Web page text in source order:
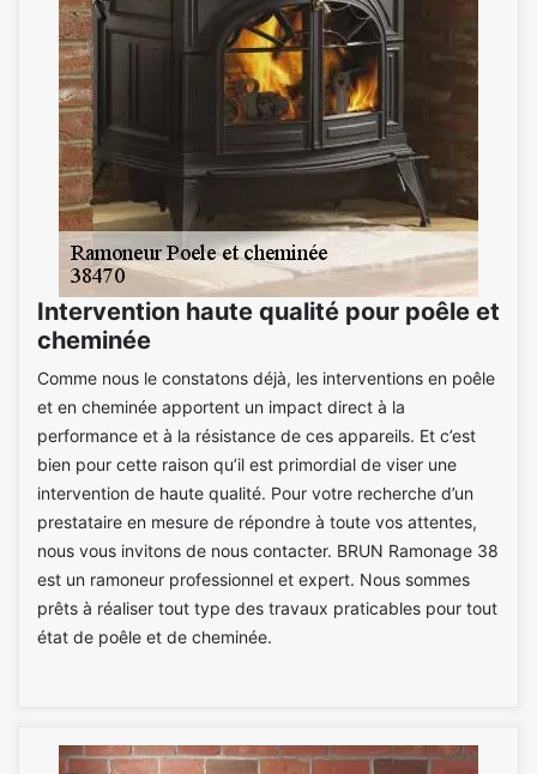
Intervention haute qualité pour poêle et
cheminée
Comme nous le constatons déjà, les interventions en poêle
et en cheminée apportent un impact direct à la
performance et à la résistance de ces appareils. Et c’est
bien pour cette raison qu’il est primordial de viser une
intervention de haute qualité. Pour votre recherche d’un
prestataire en mesure de répondre à toute vos attentes,
nous vous invitons de nous contacter. BRUN Ramonage 38
est un ramoneur professionnel et expert. Nous sommes
prêts à réaliser tout type des travaux praticables pour tout
état de poêle et de cheminée.